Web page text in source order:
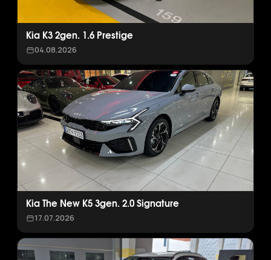
Kia K3 2gen. 1.6 Prestige
04.08.2026
Kia The New K5 3gen. 2.0 Signature
17.07.2026